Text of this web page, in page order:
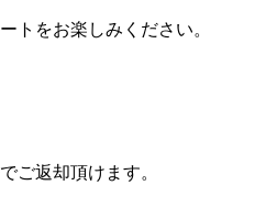
トをお楽しみください。
ご返却頂けます。